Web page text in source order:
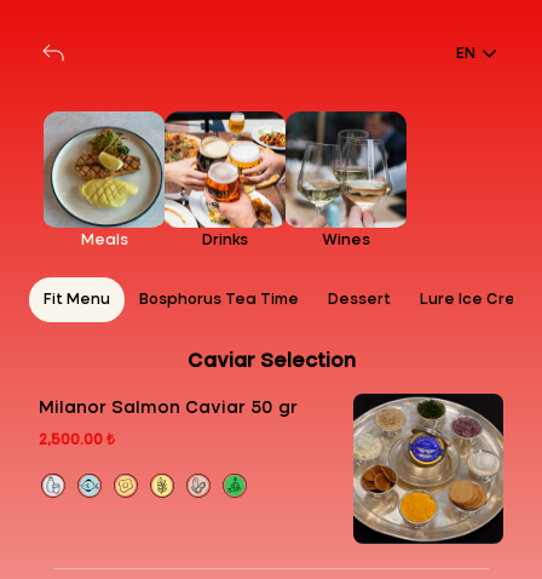
EN
Meals Drinks Wines
Fit Menu Bosphorus Tea Time Dessert Lure Ice
Caviar Selection
Milanor Salmon Caviar 50 gr
2,500.00 ₺